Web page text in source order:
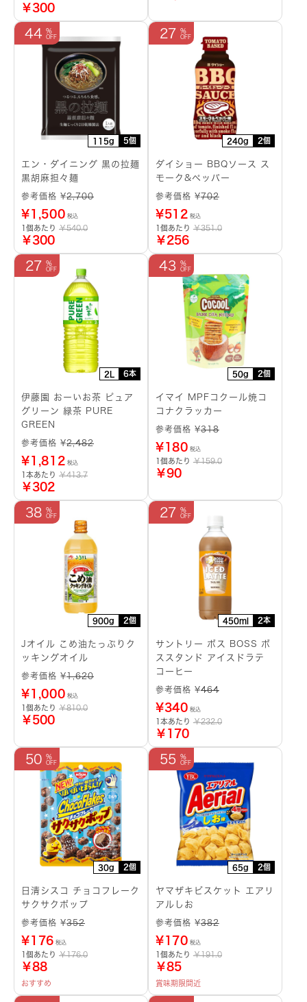
￥300
115g 5個
44
エン・ダイニング 黒の拉麺
黒胡麻担々麺
参考価格 ¥2,700
¥1,500 税込
1個あたり ￥540.0
￥300
240g 2個
27
ダイショー BBQソース ス
モーク&ペッパー
参考価格 ¥702
¥512 税込
1個あたり ￥351.0
￥256
2L 6本
27
伊藤園 おーいお茶 ピュア
グリーン 緑茶 PURE
GREEN
参考価格 ¥2,482
¥1,812 税込
1本あたり ￥413.7
￥302
50g 2個
43
イマイ MPFコクール焼コ
コナクラッカー
参考価格 ¥318
¥180 税込
1個あたり ￥159.0
￥90
900g 2個
38
Jオイル こめ油たっぷりク
ッキングオイル
参考価格 ¥1,620
¥1,000 税込
1個あたり ￥810.0
￥500
450ml 2本
27
サントリー ボス BOSS ボ
ススタンド アイスドラテ
コーヒー
参考価格 ¥464
¥340 税込
1本あたり ￥232.0
￥170
30g 2個
50
日清シスコ チョコフレーク
サクサクポップ
参考価格 ¥352
¥176 税込
1個あたり ￥176.0
￥88
おすすめ
65g 2個
55
ヤマザキビスケット エアリ
アルしお
参考価格 ¥382
¥170 税込
1個あたり ￥191.0
￥85
賞味期限間近